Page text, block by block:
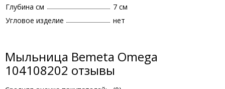
Глубина см
7 см
Угловое изделие
нет
Мыльница Bemeta Omega
104108202 отзывы